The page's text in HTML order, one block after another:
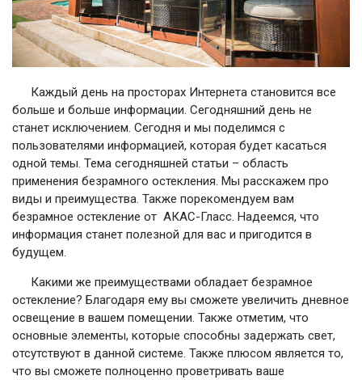
Каждый день на просторах Интернета становится все
больше и больше информации. Сегодняшний день не
станет исключением. Сегодня и мы поделимся с
пользователями информацией, которая будет касаться
одной темы. Тема сегодняшней статьи – область
применения безрамного остекления. Мы расскажем про
виды и преимущества. Также порекомендуем вам
безрамное остекление от АКАС-Гласс. Надеемся, что
информация станет полезной для вас и пригодится в
будущем.
Какими же преимуществами обладает безрамное
остекление? Благодаря ему вы сможете увеличить дневное
освещение в вашем помещении. Также отметим, что
основные элементы, которые способны задержать свет,
отсутствуют в данной системе. Также плюсом является то,
что вы сможете полноценно проветривать ваше